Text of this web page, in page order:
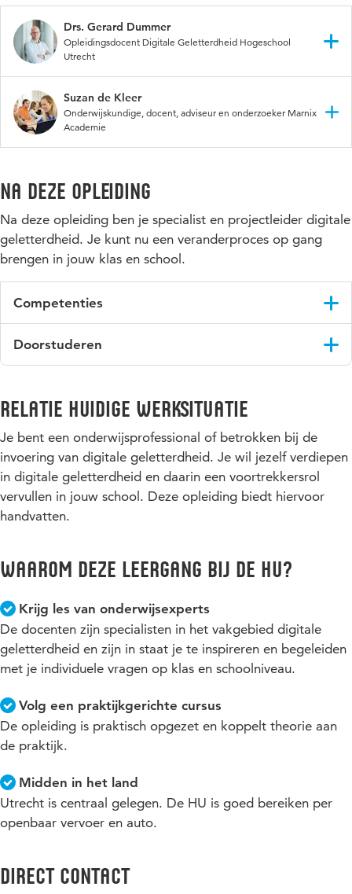
Drs. Gerard Dummer
Opleidingsdocent Digitale Geletterdheid Hogeschool
Utrecht
en onderzoeker bij het lectoraat Curriculumvraagstukken voor
het Funderend Onderwijs. Hij is gespecialiseerd in het
integreren van digitale geletterdheid in het onderwijs. In zijn
Suzan de Kleer
Onderwijskundige, docent, adviseur en onderzoeker Marnix
Academie
als motto: Practice what you preach! Haar expertisegebieden
toekomstgericht onderwijs en innovatie & teamontwikkeling.
Na deze opleiding
Na deze opleiding ben je specialist en projectleider digitale
geletterdheid. Je kunt nu een veranderproces op gang
brengen in jouw klas en school.
Competenties
op school- of bouwniveau bijdragen aan de ontwikkeling
van digitale geletterdheid.
binnen schoolorganisaties een verandertraject realiseren
op het gebied van digitale geletterdheid.
aspecten van digitale geletterdheid integreren in het
vakinhoudelijke onderwijsaanbod van de beroepspraktijk.
Doorstuderen
Relatie huidige werksituatie
Je bent een onderwijsprofessional of betrokken bij de
invoering van digitale geletterdheid. Je wil jezelf verdiepen
in digitale geletterdheid en daarin een voortrekkersrol
vervullen in jouw school. Deze opleiding biedt hiervoor
handvatten.
Waarom deze leergang bij de HU?
Krijg les van onderwijsexperts
De docenten zijn specialisten in het vakgebied digitale
geletterdheid en zijn in staat je te inspireren en begeleiden
met je individuele vragen op klas en schoolniveau.
Volg een praktijkgerichte cursus
De opleiding is praktisch opgezet en koppelt theorie aan
de praktijk.
Midden in het land
Utrecht is centraal gelegen. De HU is goed bereiken per
openbaar vervoer en auto.
Direct contact